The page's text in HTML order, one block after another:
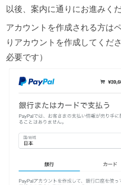
以後、案内に通りにお進みくだ
アカウントを作成される方は
りアカウントを作成してくだ
必要です）